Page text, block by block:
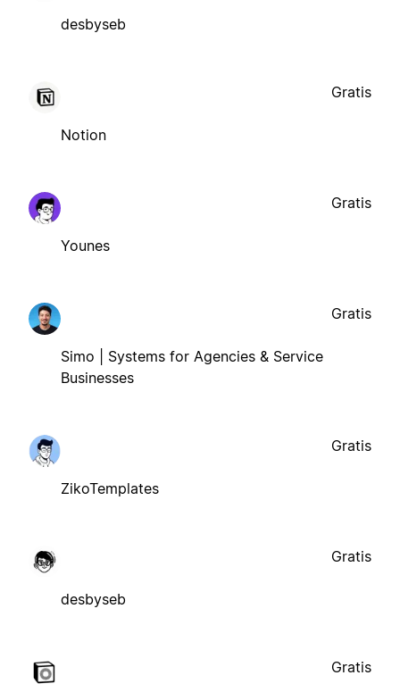
desbyseb
Notion
Gratis
Younes
Gratis
Simo | Systems for Agencies & Service
Businesses
Gratis
ZikoTemplates
Gratis
desbyseb
Gratis
Gratis